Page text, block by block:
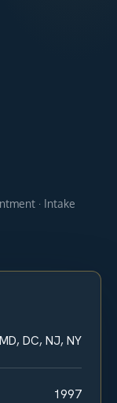
· Intake
DC, NJ, NY
1997